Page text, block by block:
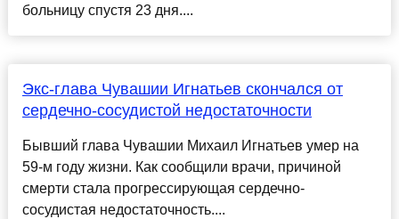
больницу спустя 23 дня....
Экс-глава Чувашии Игнатьев скончался от
сердечно-сосудистой недостаточности
Бывший глава Чувашии Михаил Игнатьев умер на
59-м году жизни. Как сообщили врачи, причиной
смерти стала прогрессирующая сердечно-
сосудистая недостаточность....